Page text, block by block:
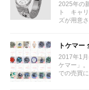
2025年の
ト キャ
ズが用意
トケマー
2017年1
ケマー」
での売買